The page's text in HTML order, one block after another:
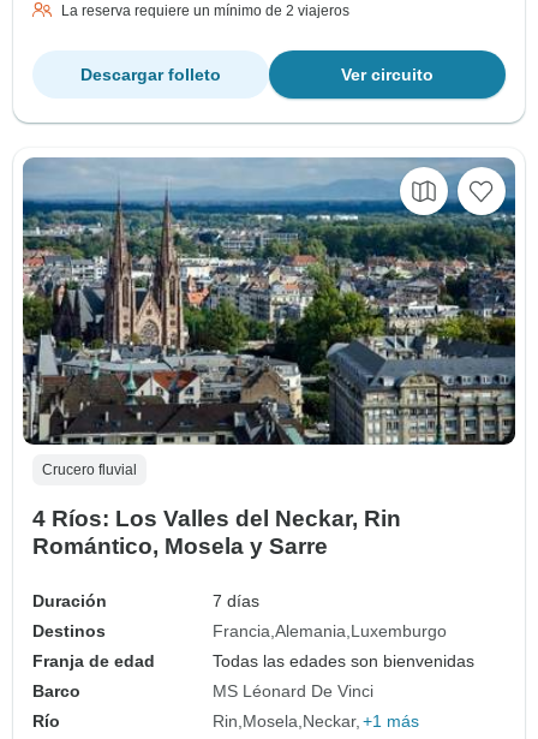
La reserva requiere un mínimo de 2 viajeros
Ver circuito
Descargar folleto
Crucero fluvial
4 Ríos: Los Valles del Neckar, Rin
Romántico, Mosela y Sarre
Duración
7 días
Destinos
Francia Alemania Luxemburgo
Franja de edad
Todas las edades son bienvenidas
Barco
MS Léonard De Vinci
Río
Rin Mosela Neckar +1 más